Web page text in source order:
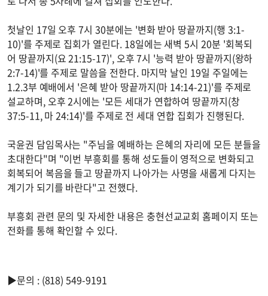
첫날인 17일 오후 7시 30분에는 '변화 받아 땅끝까지(행 3:1-
10)'를 주제로 집회가 열린다. 18일에는 새벽 5시 20분 '회복되
어 땅끝까지(요 21:15-17)', 오후 7시 '능력 받아 땅끝까지(왕하
2:7-14)'를 주제로 말씀을 전한다. 마지막 날인 19일 주일에는
1.2.3부 예배에서 '은혜 받아 땅끝까지(마 14:14-21)'를 주제로
설교하며, 오후 2시에는 '모든 세대가 연합하여 땅끝까지(창
37:5-11, 마 24:14)'를 주제로 전 세대 연합 집회가 진행된다.
국윤권 담임목사는 "주님을 예배하는 은혜의 자리에 모든 분들을
초대한다"며 "이번 부흥회를 통해 성도들이 영적으로 변화되고
회복되어 복음을 들고 땅끝까지 나아가는 사명을 새롭게 다지는
계기가 되기를 바란다"고 전했다.
부흥회 관련 문의 및 자세한 내용은 충현선교교회 홈페이지 또는
전화를 통해 확인할 수 있다.
▶문의 : (818) 549-9191